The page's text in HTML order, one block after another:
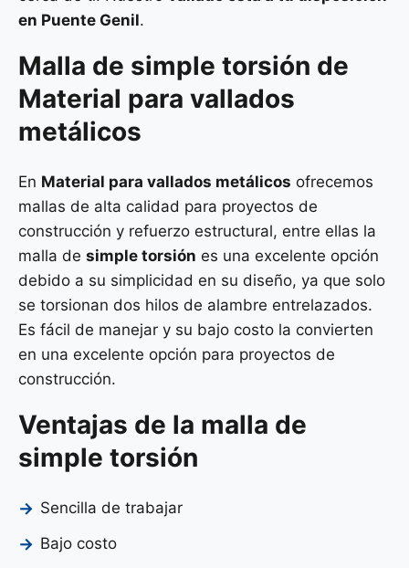
en Puente Genil.
Malla de simple torsión de
Material para vallados
metálicos
En Material para vallados metálicos ofrecemos
mallas de alta calidad para proyectos de
construcción y refuerzo estructural, entre ellas la
malla de simple torsión es una excelente opción
debido a su simplicidad en su diseño, ya que solo
se torsionan dos hilos de alambre entrelazados.
Es fácil de manejar y su bajo costo la convierten
en una excelente opción para proyectos de
construcción.
Ventajas de la malla de
simple torsión
Sencilla de trabajar
Bajo costo